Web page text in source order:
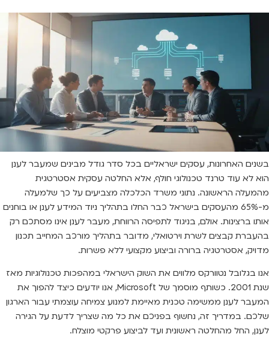
בשנים האחרונות, עסקים ישראליים בכל סדר גודל מבינים שמעבר לענן
הוא לא עוד טרנד טכנולוגי חולף, אלא החלטה עסקית אסטרטגית
מהמעלה הראשונה. נתוני משרד הכלכלה מצביעים על כך שלמעלה
מ-65% מהעסקים בישראל כבר החלו בתהליך ניוד המידע לענן או בוחנים
אותו ברצינות. אולם, בניגוד לתפיסה הרווחת, מעבר לענן אינו מסתכם רק
בהעברת קבצים לשרת וירטואלי, מדובר בתהליך מורכב המחייב תכנון
מדויק, אסטרטגיה ברורה וביצוע מקצועי ללא פשרות.
אנו בגלובל נטוורקס מלווים את השוק הישראלי במהפכות טכנולוגיות מאז
שנת 2001. כשותף מוסמך של Microsoft, אנו יודעים כיצד להפוך את
המעבר לענן ממשימה טכנית מאיימת למנוע צמיחה עוצמתי עבור הארגון
שלכם. במדריך זה, נחשוף בפניכם את כל מה שצריך לדעת על הגירה
לענן, החל מהחלטה ראשונית ועד לביצוע פרקטי מוצלח.